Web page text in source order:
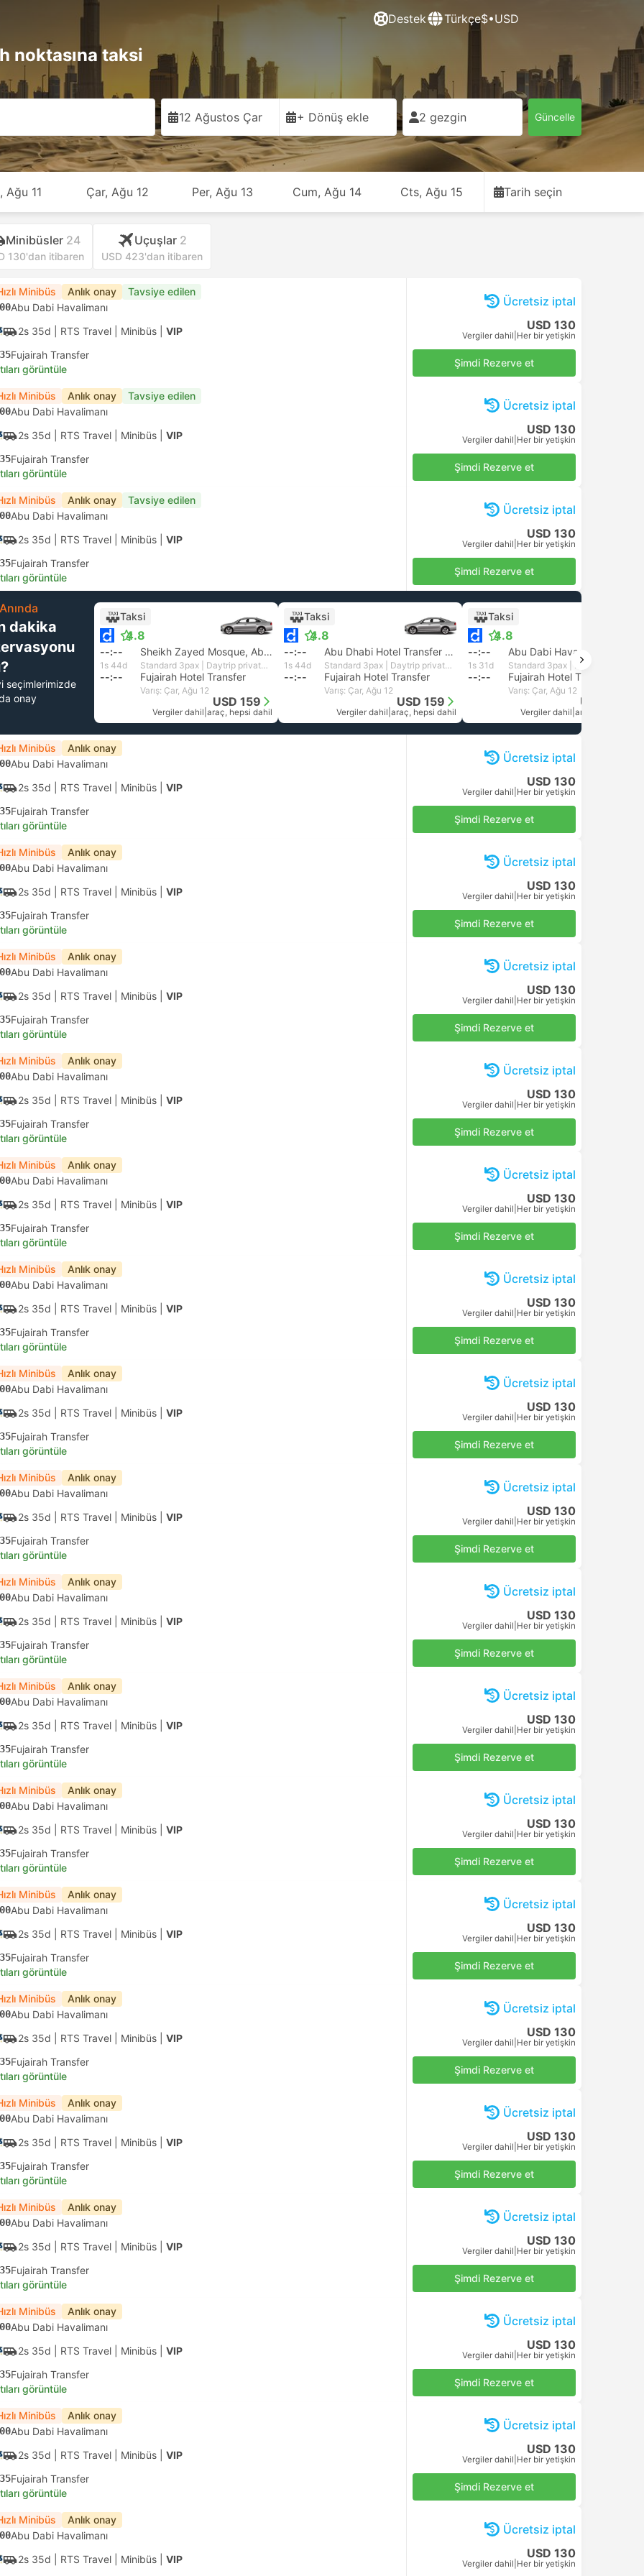
Destek Türkçe$•USD
noktasına taksi
12 Ağustos Çar + Dönüş ekle 2 gezgin Güncelle
Ağu 11 Çar, Ağu 12 Per, Ağu 13 Cum, Ağu 14 Cts, Ağu 15 Tarih seçin
Minibüsler 24
130'dan itibaren
Uçuşlar 2
USD 423'dan itibaren
Minibüs Anlık onay Tavsiye edilen
Abu Dabi Havalimanı
2s 35d | RTS Travel Minibüs VIP
Fujairah Transfer
görüntüle
Ücretsiz iptal
USD 130
Vergiler dahil Her bir yetişkin
Şimdi Rezerve et
Minibüs Anlık onay Tavsiye edilen
Abu Dabi Havalimanı
2s 35d | RTS Travel Minibüs VIP
Fujairah Transfer
görüntüle
Ücretsiz iptal
USD 130
Vergiler dahil Her bir yetişkin
Şimdi Rezerve et
Minibüs Anlık onay Tavsiye edilen
Abu Dabi Havalimanı
2s 35d | RTS Travel Minibüs VIP
Fujairah Transfer
görüntüle
Ücretsiz iptal
USD 130
Vergiler dahil Her bir yetişkin
Şimdi Rezerve et
Anında
dakika
seçimlerimizde
onay
Taksi
4.8
--:-- Sheikh Zayed Mosque, Abu Dhabi
1s 44d Standard 3pax | Daytrip private transfer with English speaking driver
--:-- Fujairah Hotel Transfer
Varış: Çar, Ağu 12
USD 159
Vergiler dahil araç, hepsi dahil
Taksi
4.8
--:-- Abu Dhabi Hotel Transfer Noktası
1s 44d Standard 3pax | Daytrip private transfer with English speaking driver
--:-- Fujairah Hotel Transfer
Varış: Çar, Ağu 12
USD 159
Vergiler dahil araç, hepsi dahil
Taksi
4.8
--:-- Abu Dabi Havaalanı
1s 31d
--:-- Fujairah Hotel Transfer
Varış: Çar, Ağu 12
USD 106
Vergiler dahil araç, hepsi dahil
Minibüs Anlık onay
Abu Dabi Havalimanı
2s 35d | RTS Travel Minibüs VIP
Fujairah Transfer
görüntüle
Ücretsiz iptal
USD 130
Vergiler dahil Her bir yetişkin
Şimdi Rezerve et
Minibüs Anlık onay
Abu Dabi Havalimanı
2s 35d | RTS Travel Minibüs VIP
Fujairah Transfer
görüntüle
Ücretsiz iptal
USD 130
Vergiler dahil Her bir yetişkin
Şimdi Rezerve et
Minibüs Anlık onay
Abu Dabi Havalimanı
2s 35d | RTS Travel Minibüs VIP
Fujairah Transfer
görüntüle
Ücretsiz iptal
USD 130
Vergiler dahil Her bir yetişkin
Şimdi Rezerve et
Minibüs Anlık onay
Abu Dabi Havalimanı
2s 35d | RTS Travel Minibüs VIP
Fujairah Transfer
görüntüle
Ücretsiz iptal
USD 130
Vergiler dahil Her bir yetişkin
Şimdi Rezerve et
Minibüs Anlık onay
Abu Dabi Havalimanı
2s 35d | RTS Travel Minibüs VIP
Fujairah Transfer
görüntüle
Ücretsiz iptal
USD 130
Vergiler dahil Her bir yetişkin
Şimdi Rezerve et
Minibüs Anlık onay
Abu Dabi Havalimanı
2s 35d | RTS Travel Minibüs VIP
Fujairah Transfer
görüntüle
Ücretsiz iptal
USD 130
Vergiler dahil Her bir yetişkin
Şimdi Rezerve et
Minibüs Anlık onay
Abu Dabi Havalimanı
2s 35d | RTS Travel Minibüs VIP
Fujairah Transfer
görüntüle
Ücretsiz iptal
USD 130
Vergiler dahil Her bir yetişkin
Şimdi Rezerve et
Minibüs Anlık onay
Abu Dabi Havalimanı
2s 35d | RTS Travel Minibüs VIP
Fujairah Transfer
görüntüle
Ücretsiz iptal
USD 130
Vergiler dahil Her bir yetişkin
Şimdi Rezerve et
Minibüs Anlık onay
Abu Dabi Havalimanı
2s 35d | RTS Travel Minibüs VIP
Fujairah Transfer
görüntüle
Ücretsiz iptal
USD 130
Vergiler dahil Her bir yetişkin
Şimdi Rezerve et
Minibüs Anlık onay
Abu Dabi Havalimanı
2s 35d | RTS Travel Minibüs VIP
Fujairah Transfer
görüntüle
Ücretsiz iptal
USD 130
Vergiler dahil Her bir yetişkin
Şimdi Rezerve et
Minibüs Anlık onay
Abu Dabi Havalimanı
2s 35d | RTS Travel Minibüs VIP
Fujairah Transfer
görüntüle
Ücretsiz iptal
USD 130
Vergiler dahil Her bir yetişkin
Şimdi Rezerve et
Minibüs Anlık onay
Abu Dabi Havalimanı
2s 35d | RTS Travel Minibüs VIP
Fujairah Transfer
görüntüle
Ücretsiz iptal
USD 130
Vergiler dahil Her bir yetişkin
Şimdi Rezerve et
Minibüs Anlık onay
Abu Dabi Havalimanı
2s 35d | RTS Travel Minibüs VIP
Fujairah Transfer
görüntüle
Ücretsiz iptal
USD 130
Vergiler dahil Her bir yetişkin
Şimdi Rezerve et
Minibüs Anlık onay
Abu Dabi Havalimanı
2s 35d | RTS Travel Minibüs VIP
Fujairah Transfer
görüntüle
Ücretsiz iptal
USD 130
Vergiler dahil Her bir yetişkin
Şimdi Rezerve et
Minibüs Anlık onay
Abu Dabi Havalimanı
2s 35d | RTS Travel Minibüs VIP
Fujairah Transfer
görüntüle
Ücretsiz iptal
USD 130
Vergiler dahil Her bir yetişkin
Şimdi Rezerve et
Minibüs Anlık onay
Abu Dabi Havalimanı
2s 35d | RTS Travel Minibüs VIP
Fujairah Transfer
görüntüle
Ücretsiz iptal
USD 130
Vergiler dahil Her bir yetişkin
Şimdi Rezerve et
Minibüs Anlık onay
Abu Dabi Havalimanı
2s 35d | RTS Travel Minibüs VIP
Fujairah Transfer
görüntüle
Ücretsiz iptal
USD 130
Vergiler dahil Her bir yetişkin
Şimdi Rezerve et
Minibüs Anlık onay
Abu Dabi Havalimanı
2s 35d | RTS Travel Minibüs VIP
Ücretsiz iptal
USD 130
Vergiler dahil Her bir yetişkin